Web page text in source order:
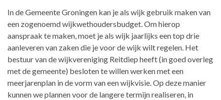
In de Gemeente Groningen kan je als wijk gebruik maken van
een zogenoemd wijkwethoudersbudget. Om hierop
aanspraak te maken, moet je als wijk jaarlijks een top drie
aanleveren van zaken die je voor de wijk wilt regelen. Het
bestuur van de wijkvereniging Reitdiep heeft (in goed overleg
met de gemeente) besloten te willen werken met een
meerjarenplan in de vorm van een wijkvisie. Op deze manier
kunnen we plannen voor de langere termijn realiseren, in